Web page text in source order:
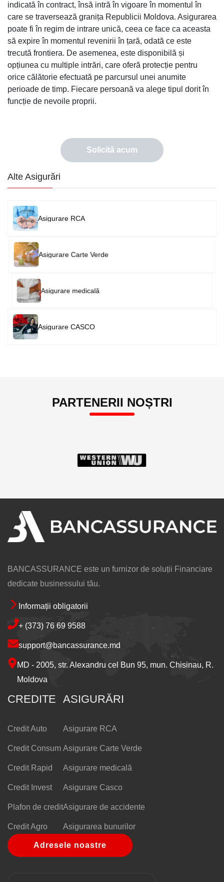
indicată în contract, însă intră în vigoare în momentul în
care se traversează granița Republicii Moldova. Asigurarea
poate fi în regim de intrare unică, ceea ce face ca aceasta
să expire în momentul revenirii în țară, odată ce este
trecută frontiera. De asemenea, este disponibilă și
opțiunea cu multiple intrări, care oferă protecție pentru
orice călătorie efectuată pe parcursul unei anumite
perioade de timp. Fiecare persoană va alege tipul dorit în
funcție de nevoile proprii.
Solicită acum
Alte Asigurări
Asigurare RCA
Image
Asigurare Carte Verde
Image
Asigurare medicală
Image
Asigurare CASCO
Image
PARTENERII NOȘTRI
BANCASSURANCE este un furnizor de soluții Financiare
dedicate businessului tău.
Footer
Informații obligatorii
+ (373) 76 69 9588
support@bancassurance.md
MD - 2005, str. Alexandru cel Bun 95, mun. Chisinau, R.
Moldova
CREDITE
Credit Auto
Credit Consum
Credit Rapid
Credit Invest
Plafon de credit
Credit Agro
ASIGURĂRI
Asigurare RCA
Asigurare Carte Verde
Asigurare medicală
Asigurare Casco
Asigurare de accidente
Asigurarea bunurilor
Adresele noastre